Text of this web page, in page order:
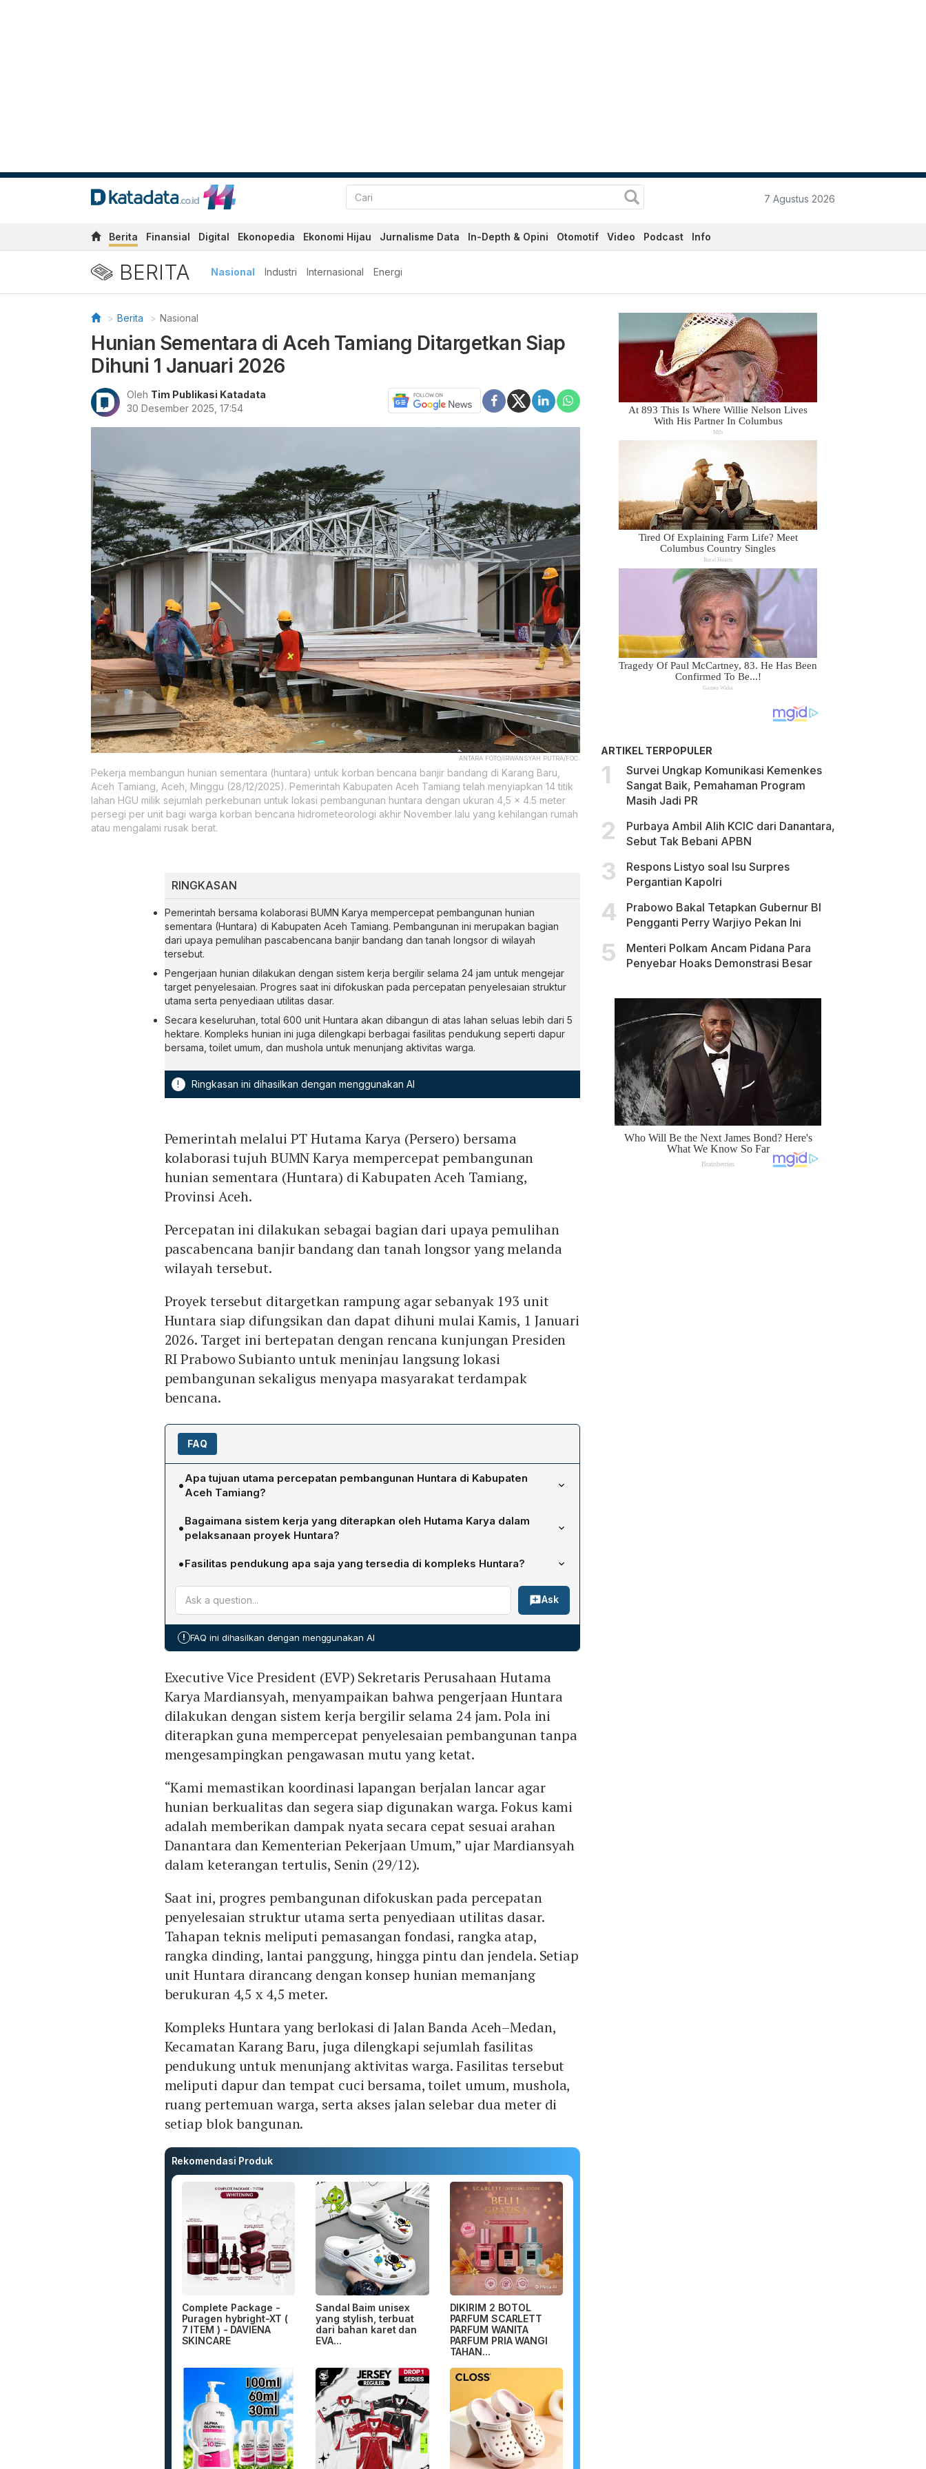
7 Agustus 2026
Berita Finansial Digital Ekonopedia Ekonomi Hijau Jurnalisme Data In-Depth & Opini Otomotif Video Podcast Info
BERITA Nasional Industri Internasional Energi
Berita Nasional
Hunian Sementara di Aceh Tamiang Ditargetkan Siap
Dihuni 1 Januari 2026
Oleh Tim Publikasi Katadata
30 Desember 2025, 17:54
ANTARA FOTO/IRWANSYAH PUTRA/FOC.
Pekerja membangun hunian sementara (huntara) untuk korban bencana banjir bandang di Karang Baru,
Aceh Tamiang, Aceh, Minggu (28/12/2025). Pemerintah Kabupaten Aceh Tamiang telah menyiapkan 14 titik
lahan HGU milik sejumlah perkebunan untuk lokasi pembangunan huntara dengan ukuran 4,5 x 4.5 meter
persegi per unit bagi warga korban bencana hidrometeorologi akhir November lalu yang kehilangan rumah
atau mengalami rusak berat.
RINGKASAN
Pemerintah bersama kolaborasi BUMN Karya mempercepat pembangunan hunian
sementara (Huntara) di Kabupaten Aceh Tamiang. Pembangunan ini merupakan bagian
dari upaya pemulihan pascabencana banjir bandang dan tanah longsor di wilayah
tersebut.
Pengerjaan hunian dilakukan dengan sistem kerja bergilir selama 24 jam untuk mengejar
target penyelesaian. Progres saat ini difokuskan pada percepatan penyelesaian struktur
utama serta penyediaan utilitas dasar.
Secara keseluruhan, total 600 unit Huntara akan dibangun di atas lahan seluas lebih dari 5
hektare. Kompleks hunian ini juga dilengkapi berbagai fasilitas pendukung seperti dapur
bersama, toilet umum, dan mushola untuk menunjang aktivitas warga.
! Ringkasan ini dihasilkan dengan menggunakan AI
Pemerintah melalui PT Hutama Karya (Persero) bersama
kolaborasi tujuh BUMN Karya mempercepat pembangunan
hunian sementara (Huntara) di Kabupaten Aceh Tamiang,
Provinsi Aceh.
Percepatan ini dilakukan sebagai bagian dari upaya pemulihan
pascabencana banjir bandang dan tanah longsor yang melanda
wilayah tersebut.
Proyek tersebut ditargetkan rampung agar sebanyak 193 unit
Huntara siap difungsikan dan dapat dihuni mulai Kamis, 1 Januari
2026. Target ini bertepatan dengan rencana kunjungan Presiden
RI Prabowo Subianto untuk meninjau langsung lokasi
pembangunan sekaligus menyapa masyarakat terdampak
bencana.
FAQ
•Apa tujuan utama percepatan pembangunan Huntara di Kabupaten
Aceh Tamiang?
Percepatan pembangunan Huntara bertujuan memberikan solusi hunian sementara
yang layak bagi warga terdampak banjir bandang dan tanah longsor, sekaligus
mempercepat proses pemulihan pascabencana. Proyek ini menargetkan 193 unit
siap dihuni pada 1 Januari 2026 bertepatan dengan kunjungan Presiden RI Prabowo
komitmen pemerintah dalam menanggapi kebutuhan mendesak korban bencana.
•Bagaimana sistem kerja yang diterapkan oleh Hutama Karya dalam
pelaksanaan proyek Huntara?
Hutama Karya menerapkan sistem kerja bergilir selama 24 jam, yang memungkinkan
pengerjaan berlangsung tanpa henti. Pola ini dipadukan dengan pengawasan mutu
yang ketat serta koordinasi lapangan yang terintegrasi, sehingga struktur utama
dapat diselesaikan secara cepat tanpa mengorbankan standar kualitas. Pendekatan
ini selaras dengan arahan Danantara dan Kementerian Pekerjaan Umum untuk
memberikan dampak nyata secara cepat.
•Fasilitas pendukung apa saja yang tersedia di kompleks Huntara?
Kompleks Huntara dilengkapi dengan dapur dan tempat cuci bersama, toilet umum,
mushola, ruang pertemuan warga, serta akses jalan selebar dua meter di setiap
blok. Fasilitas-fasilitas ini dirancang untuk mendukung aktivitas sehari-hari
masa transisi pemulihan pascabencana.
Ask
! FAQ ini dihasilkan dengan menggunakan AI
Executive Vice President (EVP) Sekretaris Perusahaan Hutama
Karya Mardiansyah, menyampaikan bahwa pengerjaan Huntara
dilakukan dengan sistem kerja bergilir selama 24 jam. Pola ini
diterapkan guna mempercepat penyelesaian pembangunan tanpa
mengesampingkan pengawasan mutu yang ketat.
“Kami memastikan koordinasi lapangan berjalan lancar agar
hunian berkualitas dan segera siap digunakan warga. Fokus kami
adalah memberikan dampak nyata secara cepat sesuai arahan
Danantara dan Kementerian Pekerjaan Umum,” ujar Mardiansyah
dalam keterangan tertulis, Senin (29/12).
Saat ini, progres pembangunan difokuskan pada percepatan
penyelesaian struktur utama serta penyediaan utilitas dasar.
Tahapan teknis meliputi pemasangan fondasi, rangka atap,
rangka dinding, lantai panggung, hingga pintu dan jendela. Setiap
unit Huntara dirancang dengan konsep hunian memanjang
berukuran 4,5 x 4,5 meter.
Kompleks Huntara yang berlokasi di Jalan Banda Aceh–Medan,
Kecamatan Karang Baru, juga dilengkapi sejumlah fasilitas
pendukung untuk menunjang aktivitas warga. Fasilitas tersebut
meliputi dapur dan tempat cuci bersama, toilet umum, mushola,
ruang pertemuan warga, serta akses jalan selebar dua meter di
setiap blok bangunan.
Rekomendasi Produk
Complete Package -
Puragen hybright-XT (
7 ITEM ) - DAVIENA
SKINCARE
Sandal Baim unisex
yang stylish, terbuat
dari bahan karet dan
EVA...
DIKIRIM 2 BOTOL
PARFUM SCARLETT
PARFUM WANITA
PARFUM PRIA WANGI
TAHAN...
ARTIKEL TERPOPULER
Survei Ungkap Komunikasi Kemenkes
Sangat Baik, Pemahaman Program
Masih Jadi PR
Purbaya Ambil Alih KCIC dari Danantara,
Sebut Tak Bebani APBN
Respons Listyo soal Isu Surpres
Pergantian Kapolri
Prabowo Bakal Tetapkan Gubernur BI
Pengganti Perry Warjiyo Pekan Ini
Menteri Polkam Ancam Pidana Para
Penyebar Hoaks Demonstrasi Besar